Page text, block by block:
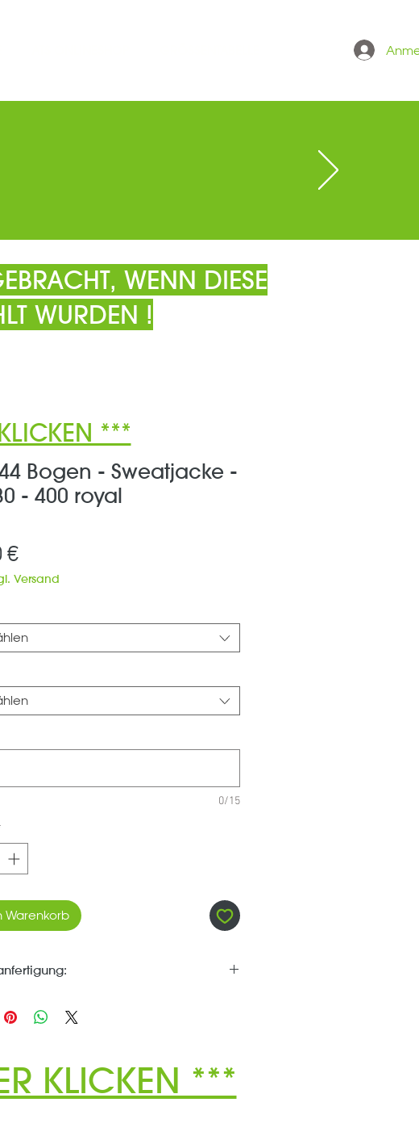
WENN DIESE
WURDEN !
Bogen - Sweatjacke -
- 400 royal
€Preis
Versand
0/15
Warenkorb
bestellt und veredelt - daher ist der
KLICKEN ***
***